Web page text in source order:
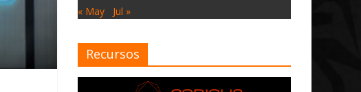
« May Jul »
Recursos